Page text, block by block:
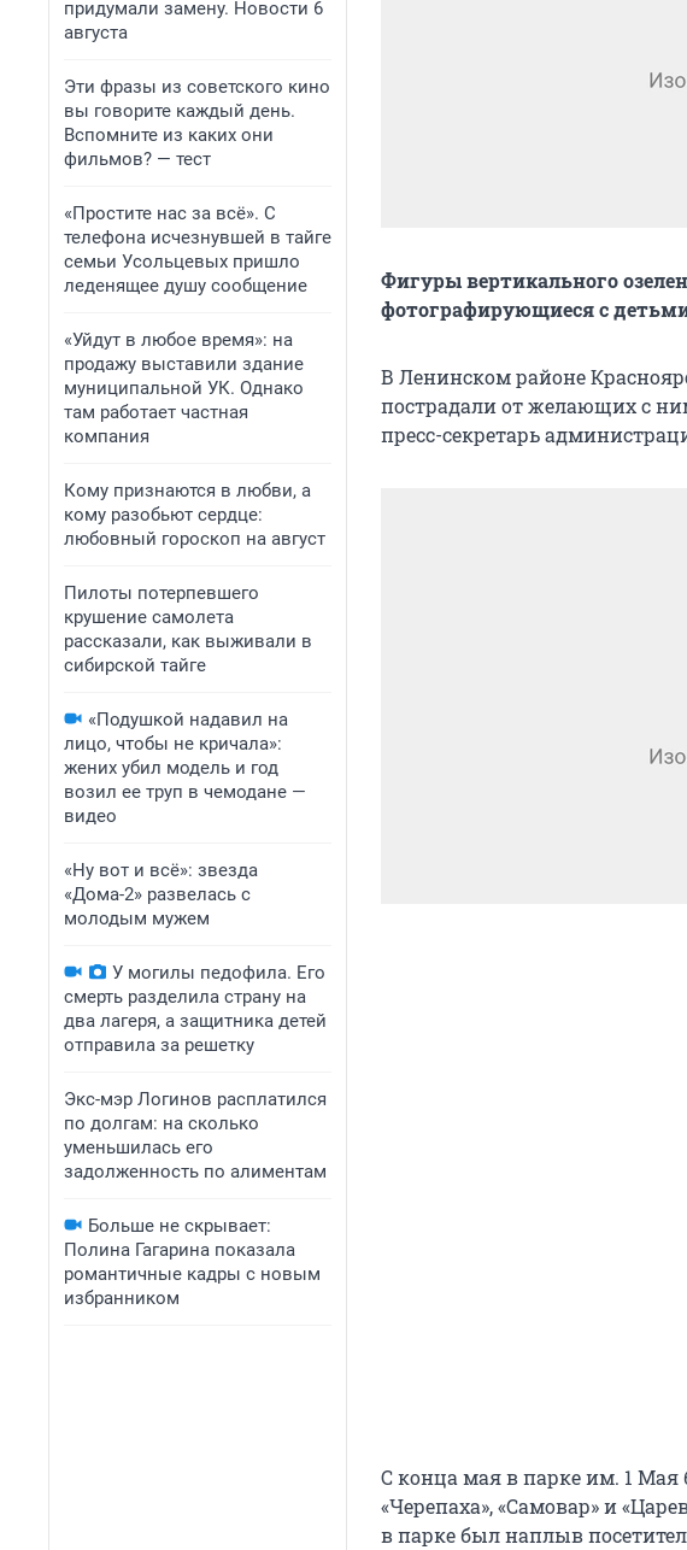
придумали замену. Новости 6
августа
Эти фразы из советского кино
вы говорите каждый день.
Вспомните из каких они
фильмов? — тест
«Простите нас за всё». С
телефона исчезнувшей в тайге
семьи Усольцевых пришло
леденящее душу сообщение
«Уйдут в любое время»: на
продажу выставили здание
муниципальной УК. Однако
там работает частная
компания
Кому признаются в любви, а
кому разобьют сердце:
любовный гороскоп на август
Пилоты потерпевшего
крушение самолета
рассказали, как выживали в
сибирской тайге
«Подушкой надавил на
лицо, чтобы не кричала»:
жених убил модель и год
возил ее труп в чемодане —
видео
«Ну вот и всё»: звезда
«Дома-2» развелась с
молодым мужем
У могилы педофила. Его
смерть разделила страну на
два лагеря, а защитника детей
отправила за решетку
Экс-мэр Логинов расплатился
по долгам: на сколько
уменьшилась его
задолженность по алиментам
Больше не скрывает:
Полина Гагарина показала
романтичные кадры с новым
избранником
Фигуры вертикального
фотографирующиеся с
В Ленинском районе
пострадали от желающих с
пресс-секретарь
С конца мая в парке им. 1
«Черепаха», «Самовар» и
в парке был наплыв